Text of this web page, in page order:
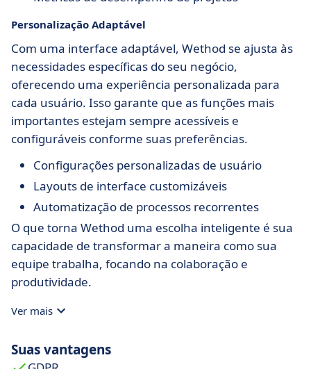
Personalização Adaptável
Com uma interface adaptável, Wethod se ajusta às
necessidades específicas do seu negócio,
oferecendo uma experiência personalizada para
cada usuário. Isso garante que as funções mais
importantes estejam sempre acessíveis e
configuráveis conforme suas preferências.
Configurações personalizadas de usuário
Layouts de interface customizáveis
Automatização de processos recorrentes
O que torna Wethod uma escolha inteligente é sua
capacidade de transformar a maneira como sua
equipe trabalha, focando na colaboração e
produtividade.
Ver mais
Suas vantagens